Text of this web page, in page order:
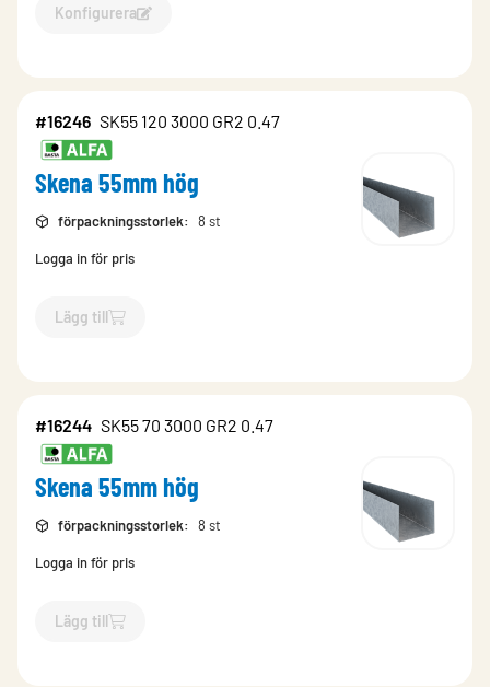
Konfigurera
Konfigurera Skena 55mm hög-16220
#16246 SK55 120 3000 GR2 0.47
Skena 55mm hög
förpackningsstorlek: 8 st
Logga in för pris
Lägg till
`$Lägg till
#16244 SK55 70 3000 GR2 0.47
Skena 55mm hög
förpackningsstorlek: 8 st
Logga in för pris
Lägg till
`$Lägg till